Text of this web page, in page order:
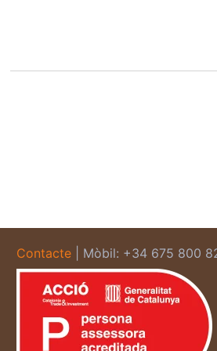
Contacte | Mòbil: +34 675 800